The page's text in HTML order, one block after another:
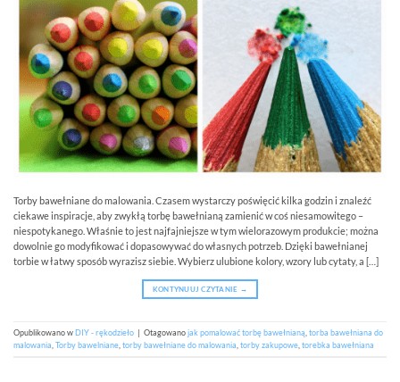
Torby bawełniane do malowania. Czasem wystarczy poświęcić kilka godzin i znaleźć
ciekawe inspiracje, aby zwykłą torbę bawełnianą zamienić w coś niesamowitego –
niespotykanego. Właśnie to jest najfajniejsze w tym wielorazowym produkcie; można
dowolnie go modyfikować i dopasowywać do własnych potrzeb. Dzięki bawełnianej
torbie w łatwy sposób wyrazisz siebie. Wybierz ulubione kolory, wzory lub cytaty, a […]
KONTYNUUJ CZYTANIE →
Opublikowano wDIY - rękodzieło | Otagowanojak pomalować torbę bawełnianą torba bawełniana do
malowania Torby bawelniane torby bawełniane do malowania torby zakupowe torebka bawełniana